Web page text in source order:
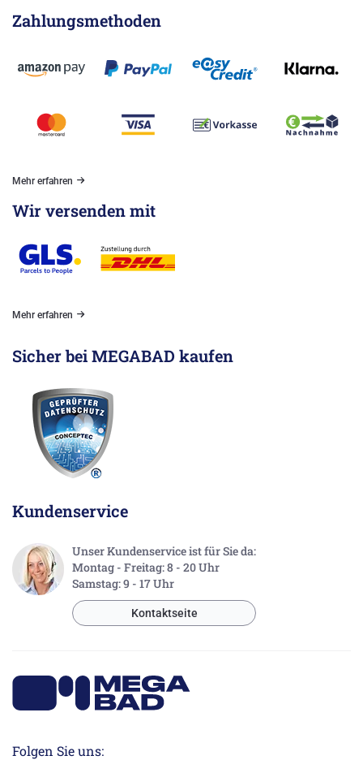
Zahlungsmethoden
Mehr erfahren
Wir versenden mit
Mehr erfahren
Sicher bei MEGABAD kaufen
Kundenservice
Unser Kundenservice ist für Sie da:
Montag - Freitag: 8 - 20 Uhr
Samstag: 9 - 17 Uhr
Kontaktseite
Folgen Sie uns: